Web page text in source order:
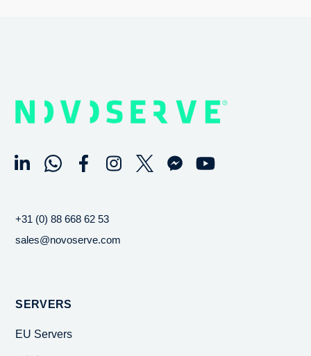
+31 (0) 88 668 62 53
sales@novoserve.com
SERVERS
EU Servers